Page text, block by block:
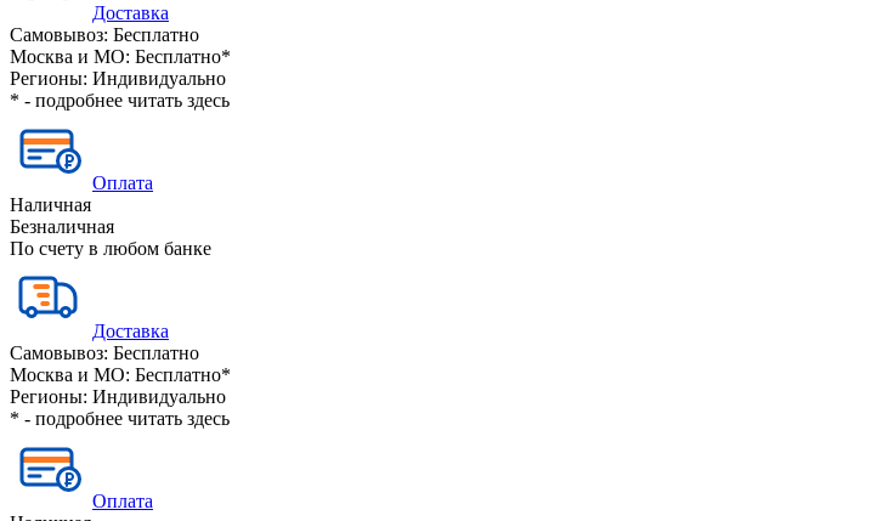
Доставка
Самовывоз: Бесплатно
Москва и МО: Бесплатно*
Регионы: Индивидуально
* - подробнее читать здесь
Оплата
Наличная
Безналичная
По счету в любом банке
Доставка
Самовывоз: Бесплатно
Москва и МО: Бесплатно*
Регионы: Индивидуально
* - подробнее читать здесь
Оплата